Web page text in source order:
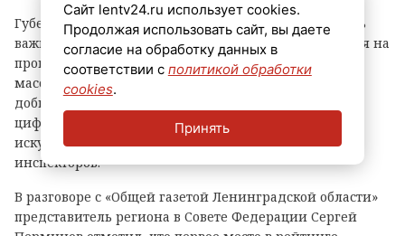
Губернатор Александр Дрозденко заявил, что теперь
важно сохранить лидерство после отмены моратория на
проверки, а для этого контроль должен быть не
массовым, а точным и современным. Чтобы этого
добиться, в Ленобласти, в частности, развивают
цифровые сервисы, используют беспилотники и
искусственный интеллект, а также обучают
инспекторов.
В разговоре с «Общей газетой Ленинградской области»
представитель региона в Совете Федерации Сергей
Сайт lentv24.ru использует cookies.
Продолжая использовать сайт, вы даете
согласие на обработку данных в
соответствии с политикой обработки
cookies.
Принять